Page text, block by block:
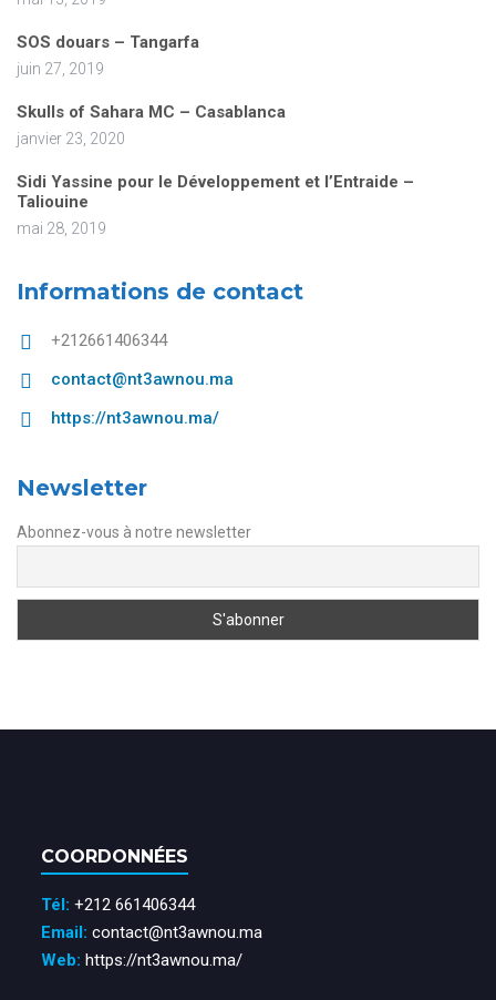
SOS douars – Tangarfa
juin 27, 2019
Skulls of Sahara MC – Casablanca
janvier 23, 2020
Sidi Yassine pour le Développement et l’Entraide –
Taliouine
mai 28, 2019
Informations de contact
+212661406344
contact@nt3awnou.ma
https://nt3awnou.ma/
Newsletter
Abonnez-vous à notre newsletter
COORDONNÉES
Tél: +212 661406344
Email: contact@nt3awnou.ma
Web: https://nt3awnou.ma/